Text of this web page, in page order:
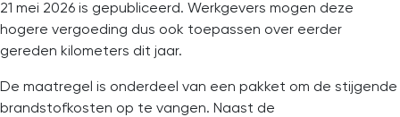
21 mei 2026 is gepubliceerd. Werkgevers mogen deze
hogere vergoeding dus ook toepassen over eerder
gereden kilometers dit jaar.
De maatregel is onderdeel van een pakket om de stijgende
brandstofkosten op te vangen. Naast de